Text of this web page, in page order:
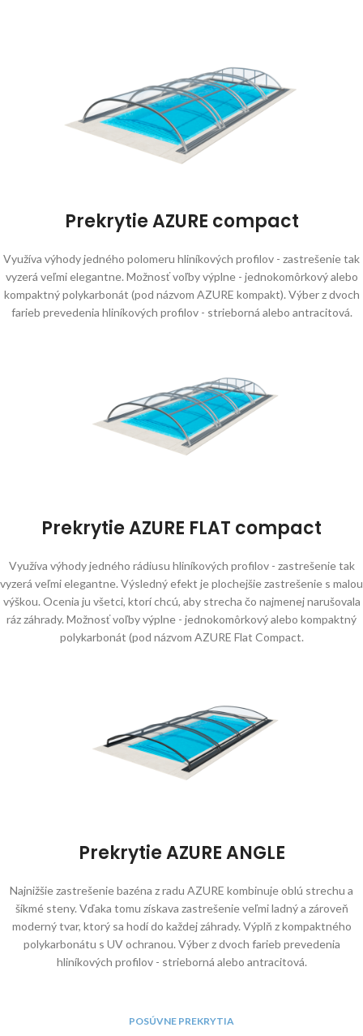
Prekrytie AZURE compact
Využíva výhody jedného polomeru hliníkových profilov - zastrešenie tak
vyzerá veľmi elegantne. Možnosť voľby výplne - jednokomôrkový alebo
kompaktný polykarbonát (pod názvom AZURE kompakt). Výber z dvoch
farieb prevedenia hliníkových profilov - strieborná alebo antracitová.
Prekrytie AZURE FLAT compact
Využíva výhody jedného rádiusu hliníkových profilov - zastrešenie tak
vyzerá veľmi elegantne. Výsledný efekt je plochejšie zastrešenie s malou
výškou. Ocenia ju všetci, ktorí chcú, aby strecha čo najmenej narušovala
ráz záhrady. Možnosť voľby výplne - jednokomôrkový alebo kompaktný
polykarbonát (pod názvom AZURE Flat Compact.
Prekrytie AZURE ANGLE
Najnižšie zastrešenie bazéna z radu AZURE kombinuje oblú strechu a
šikmé steny. Vďaka tomu získava zastrešenie veľmi ladný a zároveň
moderný tvar, ktorý sa hodí do každej záhrady. Výplň z kompaktného
polykarbonátu s UV ochranou. Výber z dvoch farieb prevedenia
hliníkových profilov - strieborná alebo antracitová.
POSÚVNE PREKRYTIA